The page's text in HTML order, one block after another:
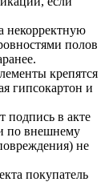
некорректную
полов
крепятся
гипсокартон и
подпись в акте
по внешнему
не
покупатель